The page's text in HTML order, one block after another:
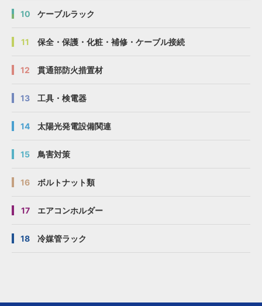
10 ケーブルラック
11 保全・保護・化粧・補修・ケーブル接続
12 貫通部防火措置材
13 工具・検電器
14 太陽光発電設備関連
15 鳥害対策
16 ボルトナット類
17 エアコンホルダー
18 冷媒管ラック